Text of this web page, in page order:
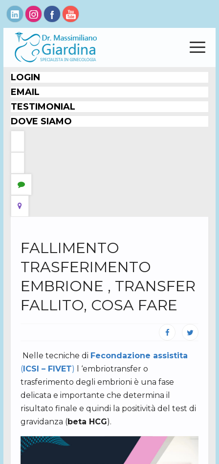
LOGIN
EMAIL
TESTIMONIAL
DOVE SIAMO
FALLIMENTO
TRASFERIMENTO
EMBRIONE , TRANSFER
FALLITO, COSA FARE
Nelle tecniche di Fecondazione assistita
(ICSI – FIVET) l ‘embriotransfer o
trasferimento degli embrioni è una fase
delicata e importante che determina il
risultato finale e quindi la positività del test di
gravidanza (beta HCG).